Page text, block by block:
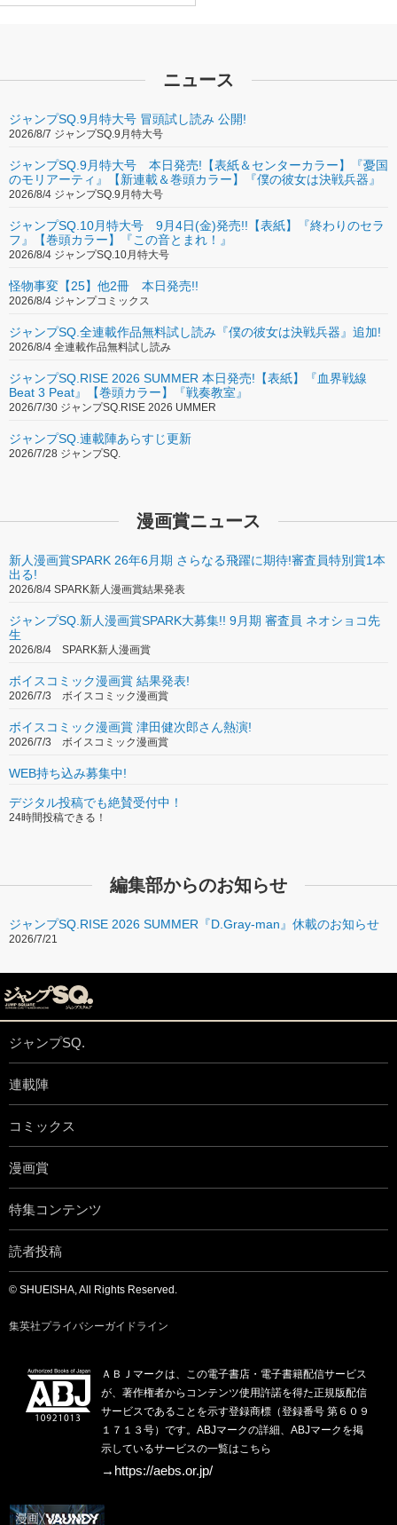
ニュース
ジャンプSQ.9月特大号 冒頭試し読み 公開!
2026/8/7 ジャンプSQ.9月特大号
ジャンプSQ.9月特大号 本日発売!【表紙＆センターカラー】『憂国
のモリアーティ』【新連載＆巻頭カラー】『僕の彼女は決戦兵器』
2026/8/4 ジャンプSQ.9月特大号
ジャンプSQ.10月特大号 9月4日(金)発売!!【表紙】『終わりのセラ
フ』【巻頭カラー】『この音とまれ！』
2026/8/4 ジャンプSQ.10月特大号
怪物事変【25】他2冊 本日発売!!
2026/8/4 ジャンプコミックス
ジャンプSQ.全連載作品無料試し読み『僕の彼女は決戦兵器』追加!
2026/8/4 全連載作品無料試し読み
ジャンプSQ.RISE 2026 SUMMER 本日発売!【表紙】『血界戦線
Beat 3 Peat』【巻頭カラー】『戦奏教室』
2026/7/30 ジャンプSQ.RISE 2026 UMMER
ジャンプSQ.連載陣あらすじ更新
2026/7/28 ジャンプSQ.
漫画賞ニュース
新人漫画賞SPARK 26年6月期 さらなる飛躍に期待!審査員特別賞1本
出る!
2026/8/4 SPARK新人漫画賞結果発表
ジャンプSQ.新人漫画賞SPARK大募集!! 9月期 審査員 ネオショコ先
生
2026/8/4 SPARK新人漫画賞
ボイスコミック漫画賞 結果発表!
2026/7/3 ボイスコミック漫画賞
ボイスコミック漫画賞 津田健次郎さん熱演!
2026/7/3 ボイスコミック漫画賞
WEB持ち込み募集中!
デジタル投稿でも絶賛受付中！
24時間投稿できる！
編集部からのお知らせ
ジャンプSQ.RISE 2026 SUMMER『D.Gray-man』休載のお知らせ
2026/7/21
ジャンプSQ.
連載陣
コミックス
漫画賞
特集コンテンツ
読者投稿
© SHUEISHA, All Rights Reserved.
集英社プライバシーガイドライン
ＡＢＪマークは、この電子書店・電子書籍配信サービス
が、著作権者からコンテンツ使用許諾を得た正規版配信
サービスであることを示す登録商標（登録番号 第６０９
１７１３号）です。ABJマークの詳細、ABJマークを掲
示しているサービスの一覧はこちら
→https://aebs.or.jp/